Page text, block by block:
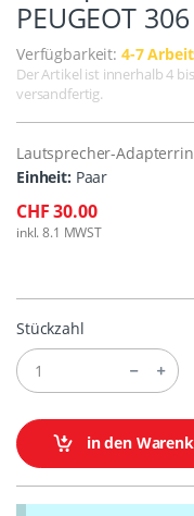
PEUGEOT
Verfügbarkeit: 4-7
Der Artikel ist innerhalb 4
versandfertig.
Lautsprecher-
Einheit: Paar
CHF 30.00
inkl. 8.1 MWST
Stückzahl
in den